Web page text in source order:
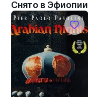
Снято в Эфиопии